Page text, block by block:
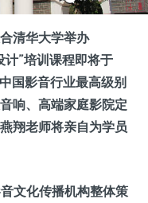
清华大学举办
计”培训课程即将于
国影音行业最高级别
响、高端家庭影院定
燕翔老师将亲自为学员
文化传播机构整体策